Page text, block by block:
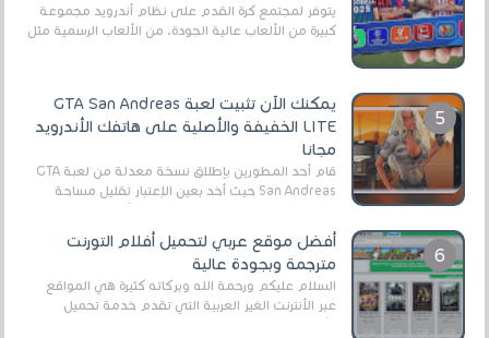
يتوفر لمجتمع كرة القدم على نظام أندرويد مجموعة
كبيرة من الألعاب عالية الجودة. من الألعاب الرسمية مثل
يمكنك الآن تثبيت لعبة GTA San Andreas
LITE الخفيفة والأصلية على هاتفك الأندرويد
مجانا
قام أحد المطورين بإطلاق نسخة معدلة من لعبة GTA
San Andreas حيث أخد بعين الإعتبار تقليل مساحة
أفضل موقع عربي لتحميل أفلام التورنت
مترجمة وبجودة عالية
السلام عليكم ورحمة الله وبركاته كثيرة هي المواقع
عبر الأنترنت الغير العربية التي تقدم خدمة تحميل
الأفلام على التورنت ، ومعظم هذه المواقع ل...